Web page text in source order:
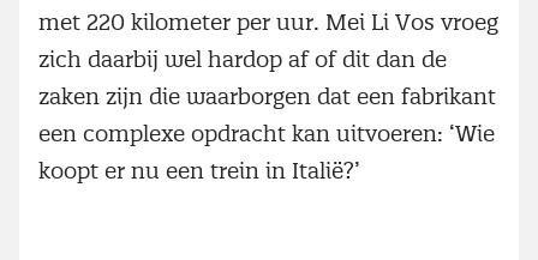
met 220 kilometer per uur. Mei Li Vos vroeg
zich daarbij wel hardop af of dit dan de
zaken zijn die waarborgen dat een fabrikant
een complexe opdracht kan uitvoeren: ‘Wie
koopt er nu een trein in Italië?’